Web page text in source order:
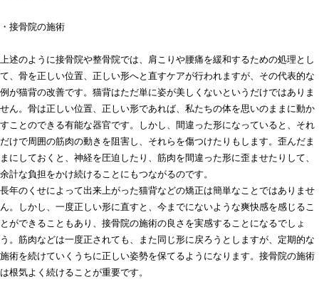
・接骨院の施術
上述のように接骨院や整骨院では、肩こりや腰痛を緩和するための処理とし
て、骨を正しい位置、正しい形へと直すケアが行われますが、その代表的な
例が猫背の改善です。猫背はただ単に姿が美しくないというだけではありま
せん。骨は正しい位置、正しい形であれば、私たちの体を思いのままに動か
すことのできる有能な器官です。しかし、間違った形になっていると、それ
だけで周囲の筋肉の動きを阻害し、それらを傷つけたりもします。歪んだま
まにしておくと、神経を圧迫したり、筋肉を間違った形に歪ませたりして、
余計な負担をかけ続けることにもつながるのです。
長年のくせによって出来上がった猫背などの矯正は簡単なことではありませ
ん。しかし、一度正しい形に直すと、今までにないような爽快感を感じるこ
とができることもあり、接骨院の施術の良さを実感することになるでしょ
う。筋肉などは一度正されても、また同じ形に戻ろうとしますが、定期的な
施術を続けていくうちに正しい姿勢を保てるようになります。接骨院の施術
は根気よく続けることが重要です。